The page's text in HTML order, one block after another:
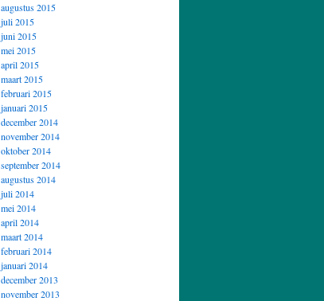
augustus 2015
juli 2015
juni 2015
mei 2015
april 2015
maart 2015
februari 2015
januari 2015
december 2014
november 2014
oktober 2014
september 2014
augustus 2014
juli 2014
mei 2014
april 2014
maart 2014
februari 2014
januari 2014
december 2013
november 2013